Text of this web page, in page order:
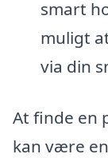
smart
muligt
via din
At finde en
kan være